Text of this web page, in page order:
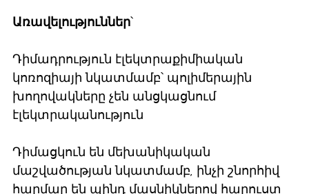
Առավելություններ՝
Դիմադրություն էլեկտրաքիմիական
կոռոզիայի նկատմամբ՝ պոլիմերային
խողովակները չեն անցկացնում
էլեկտրականություն
Դիմացկուն են մեխանիկական
մաշվածության նկատմամբ, ինչի շնորհիվ
հարմար են պինդ մասնիկներով հարուստ